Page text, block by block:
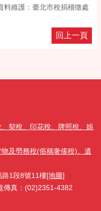
料維護：臺北市稅捐稽徵處
回上一頁
契稅、印花稅、牌照稅、娛
及勞務稅(俗稱奢侈稅)、遺
1段8號11樓[地圖]
真：(02)2351-4382